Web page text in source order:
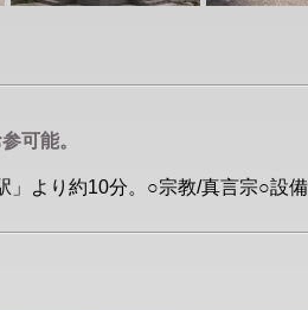
可能。
より約10分。○宗教/真言宗○設備